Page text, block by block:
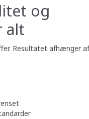
og
alt
Resultatet afhænger